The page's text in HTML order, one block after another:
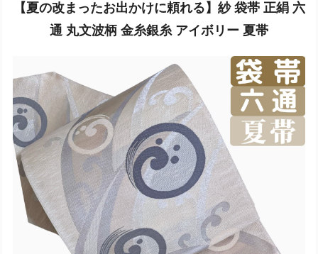
【夏の改まったお出かけに頼れる】紗 袋帯 正絹 六
通 丸文波柄 金糸銀糸 アイボリー 夏帯